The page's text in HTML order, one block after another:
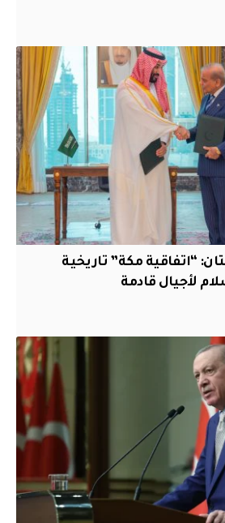
“اتفاقية مكة” تاريخية
لأجيال قادمة